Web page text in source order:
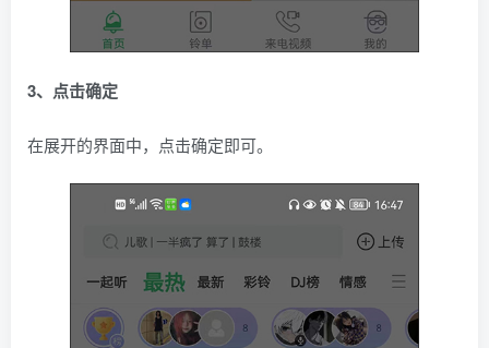
3、点击确定
在展开的界面中，点击确定即可。